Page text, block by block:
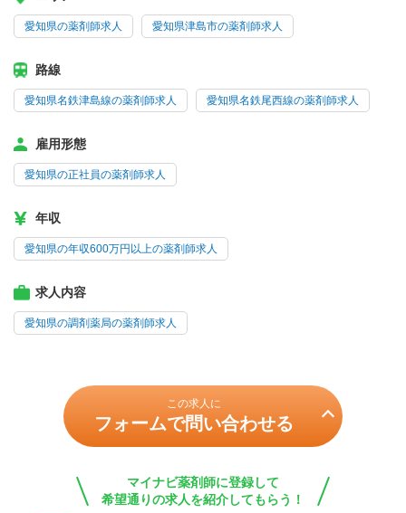
愛知県の薬剤師求人 愛知県津島市の薬剤師求人
路線
愛知県名鉄津島線の薬剤師求人 愛知県名鉄尾西線の薬剤師求人
雇用形態
愛知県の正社員の薬剤師求人
年収
愛知県の年収600万円以上の薬剤師求人
求人内容
愛知県の調剤薬局の薬剤師求人
この求人に
フォームで問い合わせる
マイナビ薬剤師に登録して
希望通りの求人を紹介してもらう！